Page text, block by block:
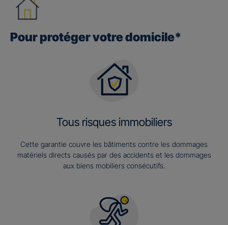
Pour protéger votre domicile*
Tous risques immobiliers
Cette garantie couvre les bâtiments contre les dommages
matériels directs causés par des accidents et les dommages
aux biens mobiliers consécutifs.